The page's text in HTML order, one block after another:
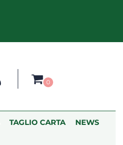
0
TAGLIO CARTA NEWS